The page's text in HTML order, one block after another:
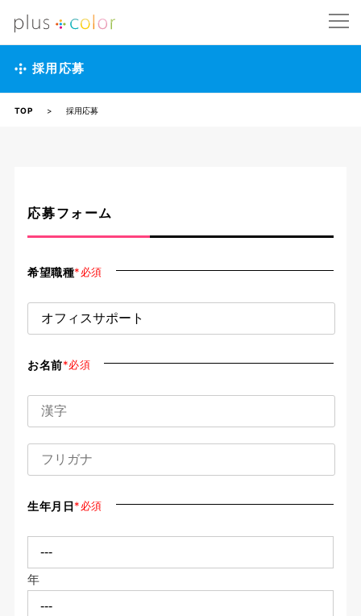
採用応募
TOP > 採用応募
応募フォーム
希望職種*必須
お名前*必須
生年月日*必須
年